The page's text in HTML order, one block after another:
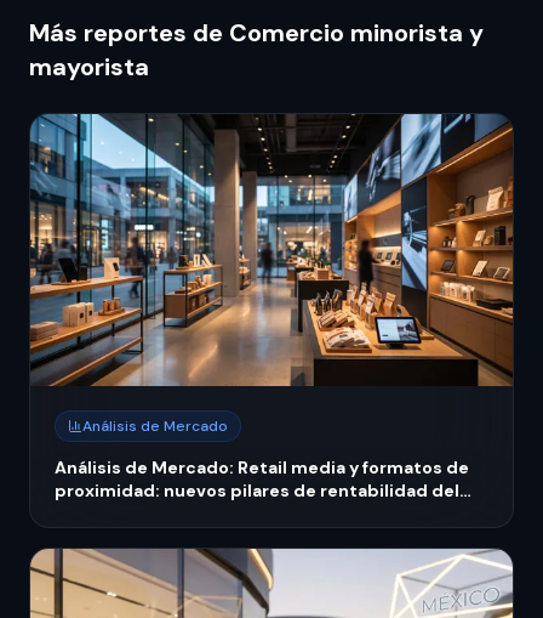
Más reportes de Comercio minorista y
mayorista
Análisis de Mercado
Análisis de Mercado: Retail media y formatos de
proximidad: nuevos pilares de rentabilidad del